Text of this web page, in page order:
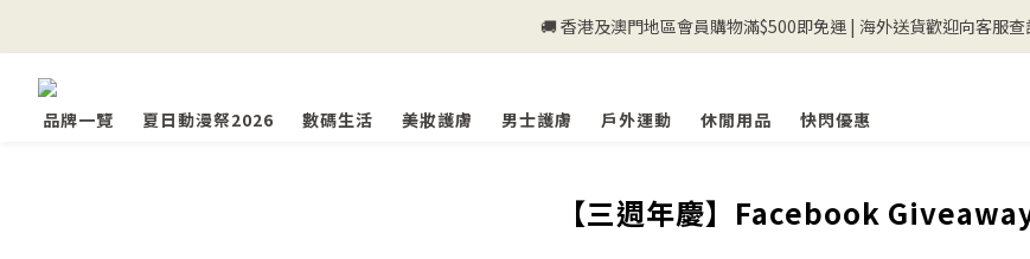
💰新登記會員即送50購物金💰
🚚 香港及澳門地區會員購物滿$500即免運 | 海外送貨歡迎向客服查
品牌一覽
夏日動漫祭2026 數碼生活 美妝護膚 男士護膚 戶外運動 休閒用品 快閃優惠
【三週年慶】Facebook